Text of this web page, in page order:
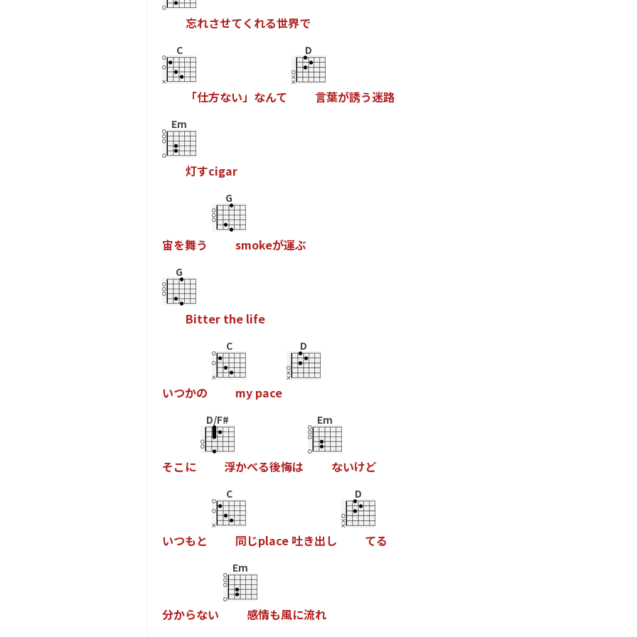
忘れさせてく れる世界で
C
「仕方ない」 なんて
D
言葉が誘う迷路
Em
灯すcigar
宙を舞う
G
smokeが運ぶ
G
Bitter the life
いつかの
C
my pace
D
そこ に
D/F#
浮かべる後悔は
Em
ないけど
いつもと
C
同じplace 吐き出し
D
てる
分からない
Em
感情も風に流れ